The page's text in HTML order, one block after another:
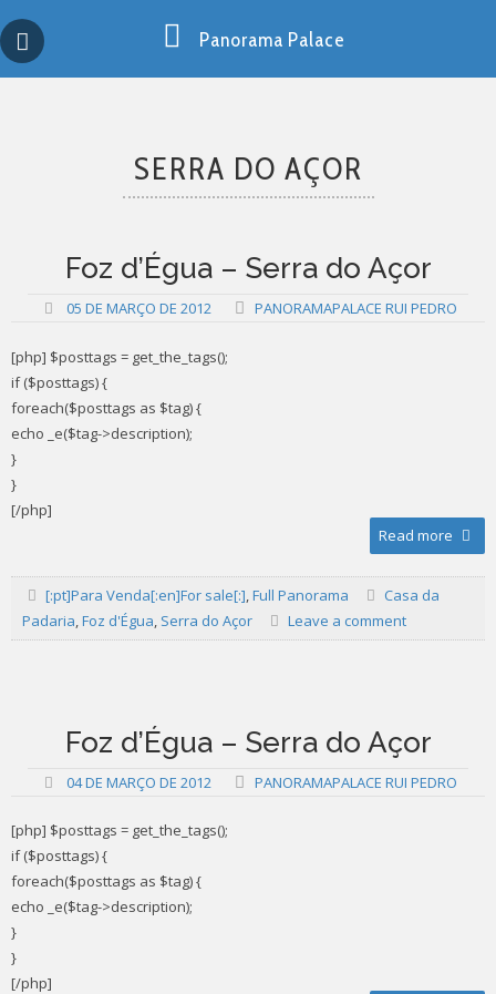
to
content
Panorama Palace
SERRA DO AÇOR
Foz d’Égua – Serra do Açor
05 DE MARÇO DE 2012 PANORAMAPALACE RUI PEDRO
[php] $posttags = get_the_tags();
if ($posttags) {
foreach($posttags as $tag) {
echo _e($tag->description);
}
}
[/php]
Read more
[:pt]Para Venda[:en]For sale[:] ,Full Panorama
Casa da
Padaria Foz d'Égua Serra do Açor Leave a comment
Foz d’Égua – Serra do Açor
04 DE MARÇO DE 2012 PANORAMAPALACE RUI PEDRO
[php] $posttags = get_the_tags();
if ($posttags) {
foreach($posttags as $tag) {
echo _e($tag->description);
}
}
[/php]